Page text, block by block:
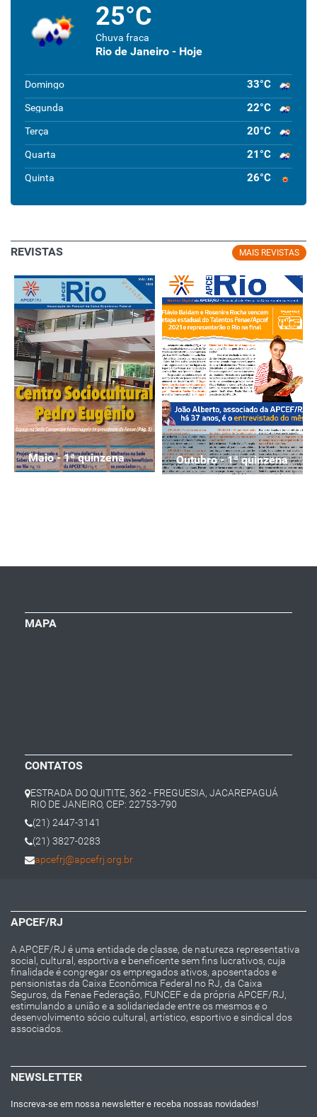
25°C
Chuva fraca
Rio de Janeiro - Hoje
Domingo 33°C
Segunda 22°C
Terça 20°C
Quarta 21°C
Quinta 26°C
MAIS REVISTAS
REVISTAS
Maio - 1ª quinzena Outubro - 1ª quinzena
MAPA
CONTATOS
ESTRADA DO QUITITE, 362 - FREGUESIA, JACAREPAGUÁ
RIO DE JANEIRO, CEP: 22753-790
(21) 2447-3141
(21) 3827-0283
apcefrj@apcefrj.org.br
APCEF/RJ
A APCEF/RJ é uma entidade de classe, de natureza representativa
social, cultural, esportiva e beneficente sem fins lucrativos, cuja
finalidade é congregar os empregados ativos, aposentados e
pensionistas da Caixa Econômica Federal no RJ, da Caixa
Seguros, da Fenae Federação, FUNCEF e da própria APCEF/RJ,
estimulando a união e a solidariedade entre os mesmos e o
desenvolvimento sócio cultural, artístico, esportivo e sindical dos
associados.
NEWSLETTER
Inscreva-se em nossa newsletter e receba nossas novidades!